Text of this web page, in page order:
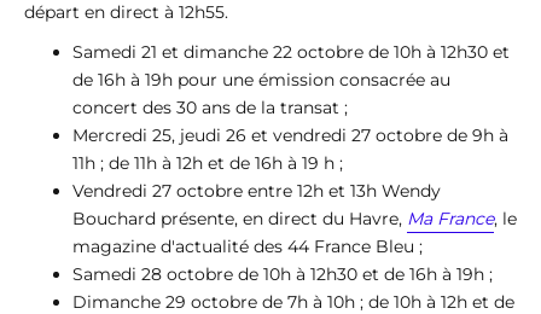
départ en direct à 12h55.
Samedi 21 et dimanche 22 octobre de 10h à 12h30 et
de 16h à 19h pour une émission consacrée au
concert des 30 ans de la transat ;
Mercredi 25, jeudi 26 et vendredi 27 octobre de 9h à
11h ; de 11h à 12h et de 16h à 19 h ;
Vendredi 27 octobre entre 12h et 13h Wendy
Bouchard présente, en direct du Havre, Ma France, le
magazine d'actualité des 44 France Bleu ;
Samedi 28 octobre de 10h à 12h30 et de 16h à 19h ;
Dimanche 29 octobre de 7h à 10h ; de 10h à 12h et de